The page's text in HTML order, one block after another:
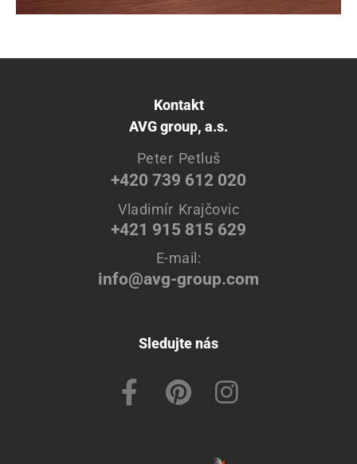
Kontakt
AVG group, a.s.
Peter Petluš
+420 739 612 020
Vladimír Krajčovic
+421 915 815 629
E-mail:
info@avg-group.com
Sledujte nás